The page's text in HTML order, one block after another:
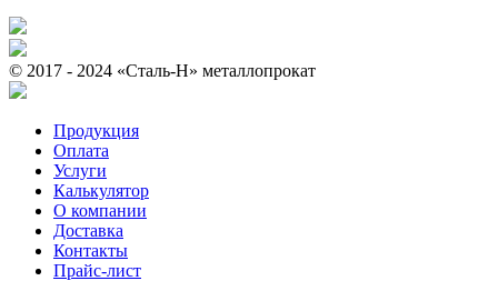
© 2017 - 2024 «Cталь-Н» металлопрокат
Продукция
Оплата
Услуги
Калькулятор
О компании
Доставка
Контакты
Прайс-лист